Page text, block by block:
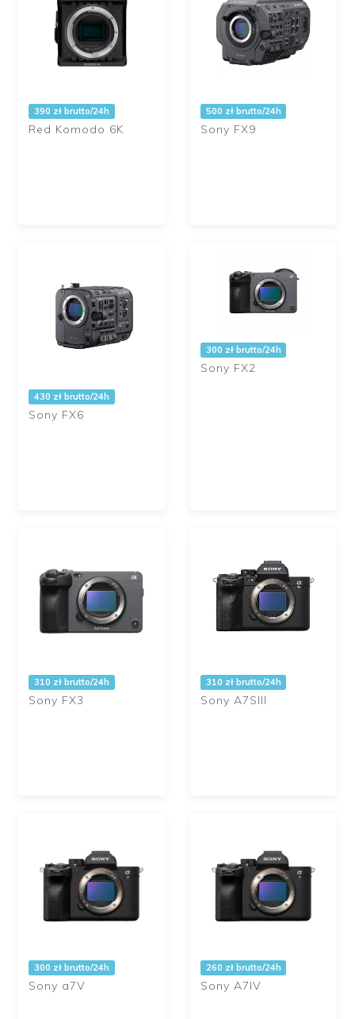
390 zł brutto/24h
Red Komodo 6K
500 zł brutto/24h
Sony FX9
430 zł brutto/24h
Sony FX6
300 zł brutto/24h
Sony FX2
310 zł brutto/24h
Sony FX3
310 zł brutto/24h
Sony A7SIII
300 zł brutto/24h
Sony a7V
260 zł brutto/24h
Sony A7IV